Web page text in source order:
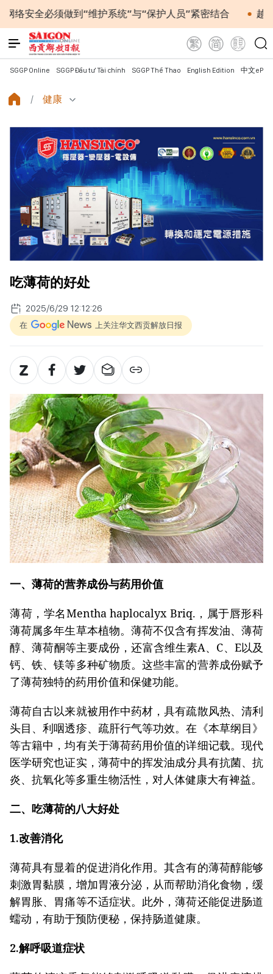
须做到“维护系统”与“保护人员”紧密结合 越南政府总
SGGP Online SGGP Đầu tư Tài chính SGGP Thể Thao English Edition 中文
健康
吃薄荷的好处
2025/6/29 12:12:26
在 上关注华文西贡解放日报
一、薄荷的营养成份与药用价值
薄荷，学名Mentha haplocalyx Briq.，属于唇形科
薄荷属多年生草本植物。薄荷不仅含有挥发油、薄荷
醇、薄荷酮等主要成份，还富含维生素A、C、E以及
钙、铁、镁等多种矿物质。这些丰富的营养成份赋予
了薄荷独特的药用价值和保健功能。
薄荷自古以来就被用作中药材，具有疏散风热、清利
头目、利咽透疹、疏肝行气等功效。在《本草纲目》
等古籍中，均有关于薄荷药用价值的详细记载。现代
医学研究也证实，薄荷中的挥发油成分具有抗菌、抗
炎、抗氧化等多重生物活性，对人体健康大有裨益。
二、吃薄荷的八大好处
1.改善消化
薄荷具有显着的促进消化作用。其含有的薄荷醇能够
刺激胃黏膜，增加胃液分泌，从而帮助消化食物，缓
解胃胀、胃痛等不适症状。此外，薄荷还能促进肠道
蠕动，有助于预防便秘，保持肠道健康。
2.解呼吸道症状